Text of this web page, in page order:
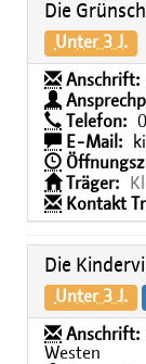
Die
Unter 3 J.
Anschrift:
Telefon:
E-Mail:
Träger:
Kontakt
Die
Unter 3 J.
Anschrift:
Westen